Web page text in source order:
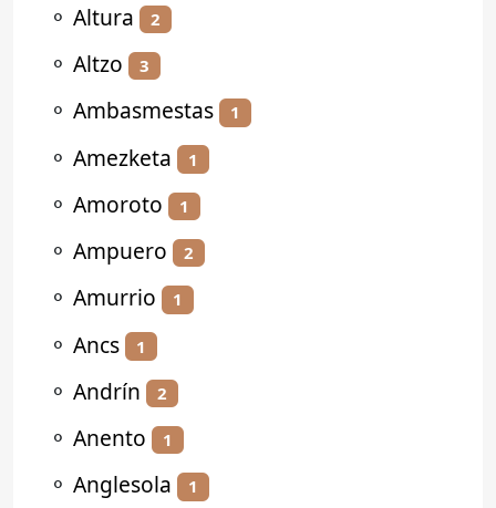
⚬ Altura 2
⚬ Altzo 3
⚬ Ambasmestas 1
⚬ Amezketa 1
⚬ Amoroto 1
⚬ Ampuero 2
⚬ Amurrio 1
⚬ Ancs 1
⚬ Andrín 2
⚬ Anento 1
⚬ Anglesola 1